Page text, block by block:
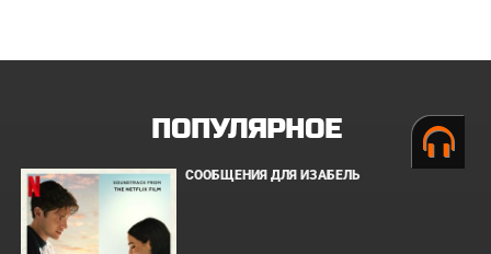
ПОПУЛЯРНОЕ
СООБЩЕНИЯ ДЛЯ ИЗАБЕЛЬ